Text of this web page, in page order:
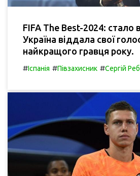
FIFA The Best-2024: стало
Україна віддала свої
найкращого гравця року.
#Іспанія #Півзахисник #Сергій